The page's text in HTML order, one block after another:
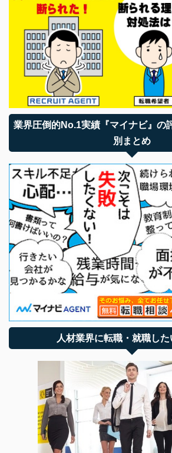
業界圧倒的No.1実績『マイナビ』の
別まとめ
人材業界に転職・就職し